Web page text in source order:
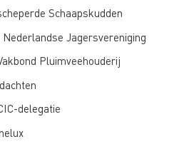
Schaapskudden
Nederlandse Jagersvereniging
Pluimveehouderij
delegatie